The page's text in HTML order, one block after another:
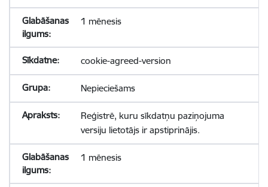
1 mēnesis
cookie-agreed-version
Nepieciešams
Reģistrē, kuru sīkdatņu paziņojuma
versiju lietotājs ir apstiprinājis.
1 mēnesis